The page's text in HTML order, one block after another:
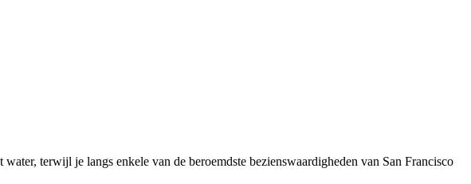
terwijl je langs enkele van de beroemdste bezienswaardigheden van San Francisco